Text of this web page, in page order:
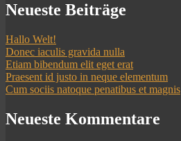
Neueste Beiträge
Hallo Welt!
Donec iaculis gravida nulla
Etiam bibendum elit eget erat
Praesent id justo in neque elementum
Cum sociis natoque penatibus et magnis
Neueste Kommentare